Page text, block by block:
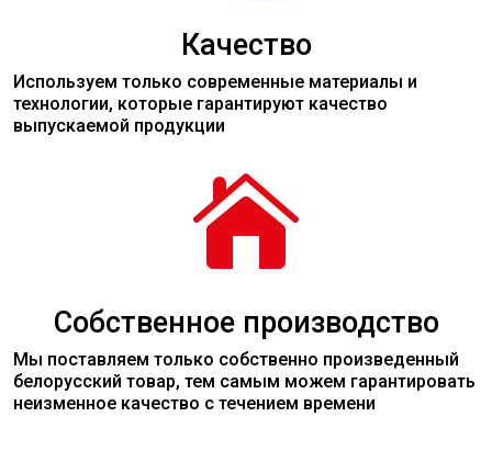
Качество
Используем только современные материалы и
технологии, которые гарантируют качество
выпускаемой продукции

Собственное производство
Мы поставляем только собственно произведенный
белорусский товар, тем самым можем гарантировать
неизменное качество с течением времени